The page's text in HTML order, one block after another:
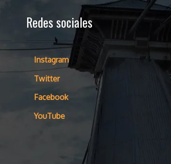
Redes sociales
Instagram
Twitter
Facebook
YouTube